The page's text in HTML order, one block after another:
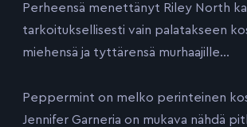
Perheensä menettänyt Riley North
tarkoituksellisesti vain palatakseen
miehensä ja tyttärensä murhaajille…
Peppermint on melko perinteinen
Jennifer Garneria on mukava nähdä